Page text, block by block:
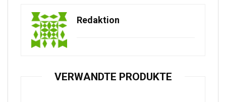
Redaktion
VERWANDTE PRODUKTE